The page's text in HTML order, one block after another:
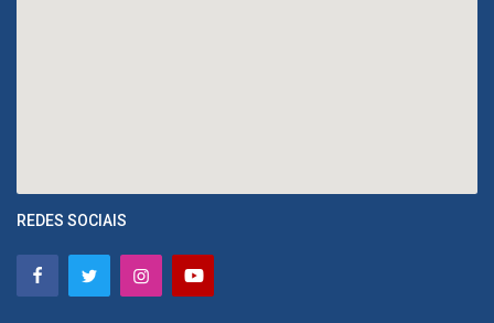
REDES SOCIAIS